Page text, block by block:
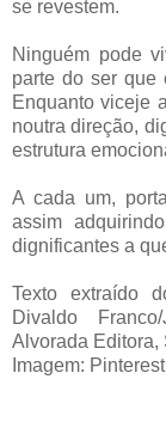
se revestem.
Ninguém pode
parte do ser que
Enquanto viceje
noutra direção,
estrutura
A cada um,
assim
dignificantes a
Texto extraído
Divaldo
Alvorada Editora,
Imagem: Pinterest